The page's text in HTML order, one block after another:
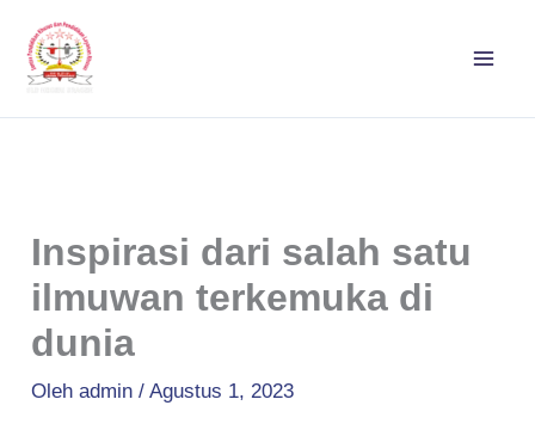
konten
Inspirasi dari salah satu
ilmuwan terkemuka di
dunia
Olehadmin/Agustus 1, 2023